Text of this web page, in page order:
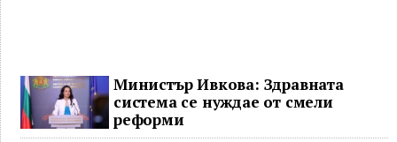
Министър Ивкова: Здравната
система се нуждае от смели
реформи